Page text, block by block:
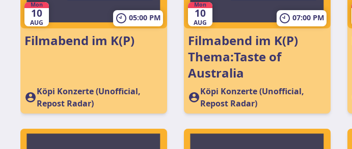
Mon
10
AUG
05:00 PM
Filmabend im K(P)
Köpi Konzerte (Unofficial,
Repost Radar)
Mon
10
AUG
07:00 PM
Filmabend im K(P)
Thema:Taste of
Australia
Köpi Konzerte (Unofficial,
Repost Radar)